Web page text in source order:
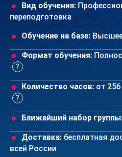
Вид обучения:
переподготовка
Обучение на базе:
Формат обучения:
Количество часов: от
Ближайший набор
Доставка: бесплатная
всей России